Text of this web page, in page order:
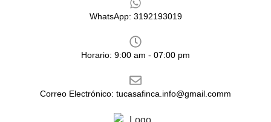
WhatsApp: 3192193019
Horario: 9:00 am - 07:00 pm
Correo Electrónico: tucasafinca.info@gmail.comm